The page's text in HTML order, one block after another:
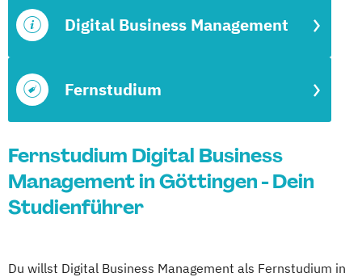
Fernstudium
Digital Business Management
Fernstudium Digital Business
Management in Göttingen - Dein
Studienführer
Du willst Digital Business Management als Fernstudium in